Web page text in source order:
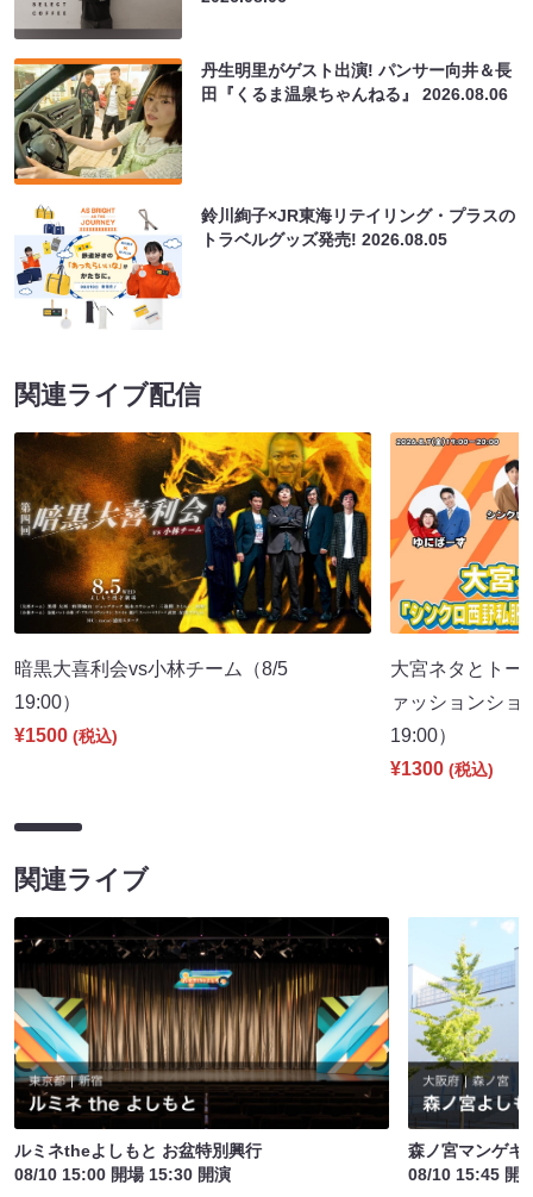
丹生明里がゲスト出演! パンサー向井＆長
田『くるま温泉ちゃんねる』2026.08.06
鈴川絢子×JR東海リテイリング・プラスの
トラベルグッズ発売!2026.08.05
関連ライブ配信
暗黒大喜利会vs小林チーム（8/5
19:00）
¥1500 (税込)
大宮ネタとトー
ァッションシ
19:00）
¥1300 (税込)
関連ライブ
ルミネtheよしもと お盆特別興行
08/10 15:00 開場 15:30 開演
森ノ宮マンゲキ
08/10 15:45 開